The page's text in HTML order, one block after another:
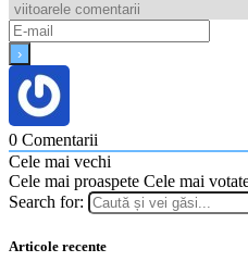
0 Comentarii
Cele mai vechi
Cele mai proaspete Cele mai
Search for:
Articole recente